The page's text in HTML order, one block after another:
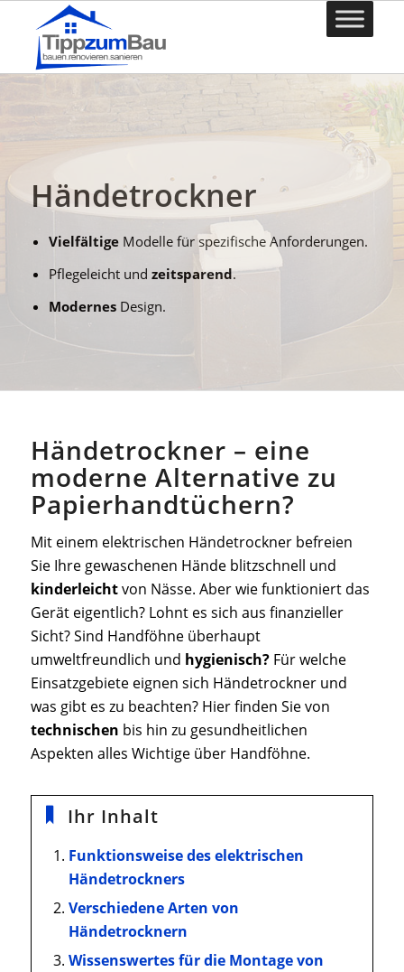
Händetrockner
Vielfältige Modelle für spezifische Anforderungen.
Pflegeleicht undzeitsparend.
Modernes Design.
Händetrockner – eine
moderne Alternative zu
Papierhandtüchern?
Mit einem elektrischen Händetrockner befreien
Sie Ihre gewaschenen Hände blitzschnell und
kinderleichtvon Nässe. Aber wie funktioniert das
Gerät eigentlich? Lohnt es sich aus finanzieller
Sicht? Sind Handföhne überhaupt
umweltfreundlich und hygienisch?Für welche
Einsatzgebiete eignen sich Händetrockner und
was gibt es zu beachten? Hier finden Sie von
technischen bis hin zu gesundheitlichen
Aspekten alles Wichtige über Handföhne.
Ihr Inhalt
Funktionsweise des elektrischen
Händetrockners
Verschiedene Arten von
Händetrocknern
Wissenswertes für die Montage von